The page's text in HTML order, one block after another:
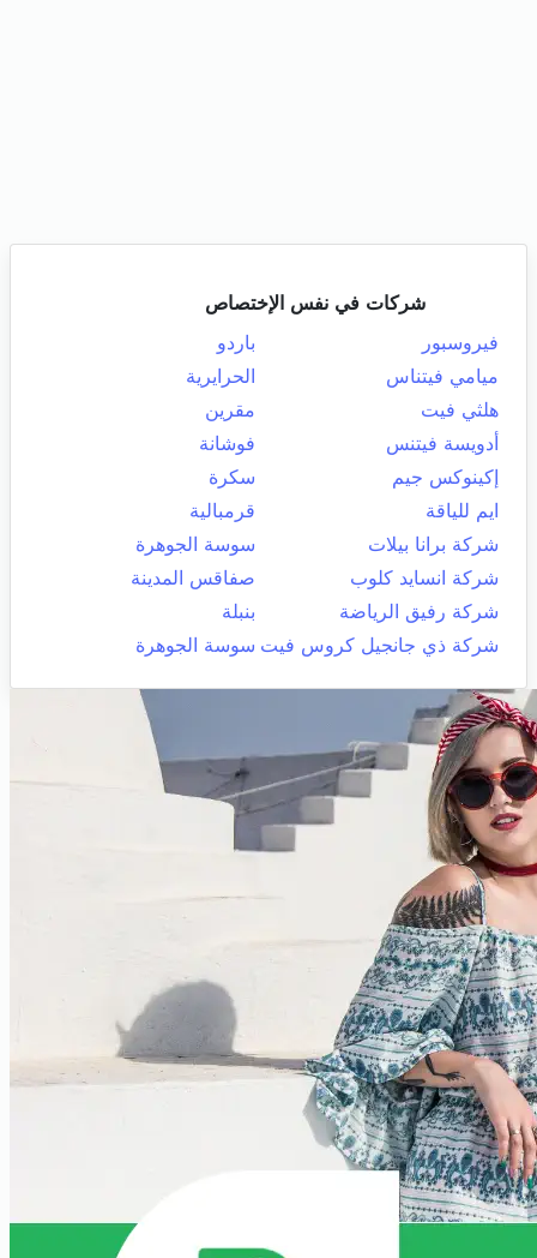
شركات في نفس الإختصاص
فيروسبور
باردو
ميامي فيتناس
الحرايرية
هلثي فيت
مقرين
أدويسة فيتنس
فوشانة
إكينوكس جيم
سكرة
ايم للياقة
قرمبالية
شركة برانا بيلات
سوسة الجوهرة
شركة انسايد كلوب
صفاقس المدينة
شركة رفيق الرياضة
بنبلة
شركة ذي جانجيل كروس فيت سوسة الجوهرة